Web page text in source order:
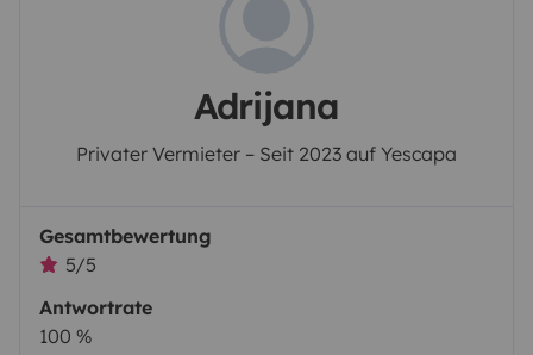
Adrijana
Privater Vermieter – Seit 2023 auf Yescapa
Gesamtbewertung
5/5
Antwortrate
100 %